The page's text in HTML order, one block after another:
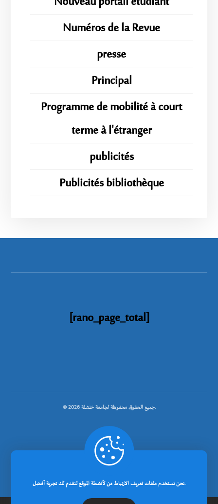
Numéros de la Revue
presse
Principal
Programme de mobilité à court
terme à l'étranger
publicités
Publicités bibliothèque
[rano_page_total]
© جميع الحقوق محفوظة لجامعة خنشلة 2026.
.
نحن نستخدم ملفات تعريف الارتباط من لأنشطة الموقع لنقدم لك تجربة أفضل.